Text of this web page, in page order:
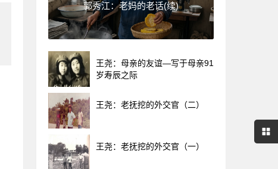
郭秀江：老妈的老话(续)
王尧：母亲的友谊—写于母亲91
岁寿辰之际
王尧：老抚挖的外交官（二）
王尧：老抚挖的外交官（一）